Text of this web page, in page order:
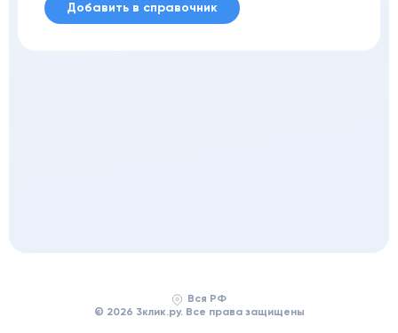
Добавить в справочник
Вся РФ
© 2026 3клик.ру. Все права защищены